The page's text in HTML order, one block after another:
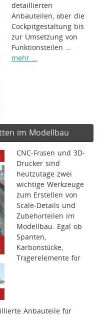
detaillierten
Anbauteilen, über die
Cockpitgestaltung bis
zur Umsetzung von
Funktionsteilen …
mehr …
im Modellbau
CNC-Fräsen und 3D-
Drucker sind
heutzutage zwei
wichtige Werkzeuge
zum Erstellen von
Scale-Details und
Zubehörteilen im
Modellbau. Egal ob
Spanten,
Karbonstücke,
Trägerelemente für
Anbauteile für